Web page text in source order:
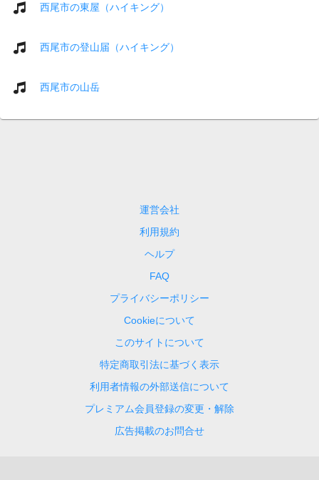
西尾市の東屋（ハイキング）
西尾市の登山届（ハイキング）
西尾市の山岳
運営会社
利用規約
ヘルプ
FAQ
プライバシーポリシー
Cookieについて
このサイトについて
特定商取引法に基づく表示
利用者情報の外部送信について
プレミアム会員登録の変更・解除
広告掲載のお問合せ